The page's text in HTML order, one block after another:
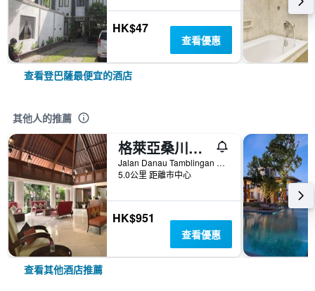
HK$47
查看優惠
查看登巴薩最便宜的酒店
其他人的推薦
格萊亞桑川酒店 - 登巴薩
Jalan Danau Tamblingan 47, 登巴薩, 印尼
5.0公里 距離市中心
HK$951
查看優惠
查看其他酒店推薦